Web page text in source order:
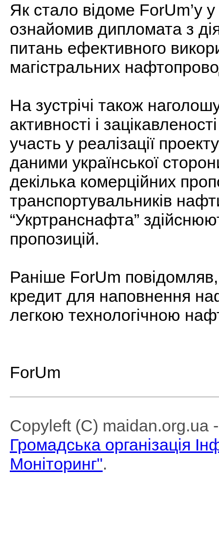
Як стало відоме ForUm’у у
ознайомив дипломата з
питань ефективного
магістральних
На зустрічі також
активності і
участь у реалізації
даними української
декілька комерційних
транспортувальників
“Укртранснафта”
пропозицій.
Раніше ForUm
кредит для наповнення
легкою технологічною
ForUm
Copyleft (C) maidan.org.ua
Громадська організація
Моніторинг".